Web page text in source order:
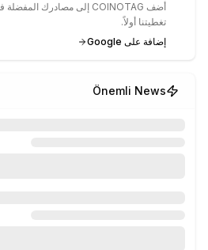
تغطيتنا أولاً.
إضافة على Google
Önemli News